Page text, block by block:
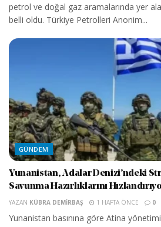
petrol ve doğal gaz aramalarında yer
belli oldu. Türkiye Petrolleri Anonim...
GÜNDEM
Yunanistan, Adalar Denizi’ndeki
Savunma Hazırlıklarını
YAZAN KÜBRA DEMIRBAŞ 1 HAFTA ÖNCE 0
Yunanistan basınına göre Atina